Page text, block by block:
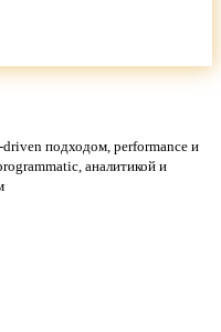
driven подходом, performance и
аналитикой и